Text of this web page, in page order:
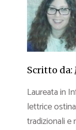
Scritto da:
Laureata in
lettrice
tradizionali e